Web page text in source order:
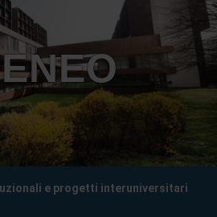
e progetti interuniversitari